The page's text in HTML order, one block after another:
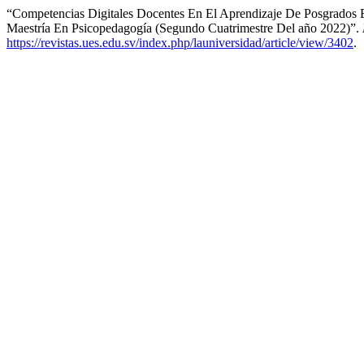
“Competencias Digitales Docentes En El Aprendizaje De
Maestría En Psicopedagogía (Segundo Cuatrimestre Del año 2022)”.
https://revistas.ues.edu.sv/index.php/launiversidad/article/view/3402.